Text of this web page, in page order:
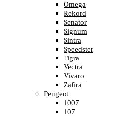
Omega
Rekord
Senator
Signum
Sintra
Speedster
Tigra
Vectra
Vivaro
Zafira
Peugeot
1007
107